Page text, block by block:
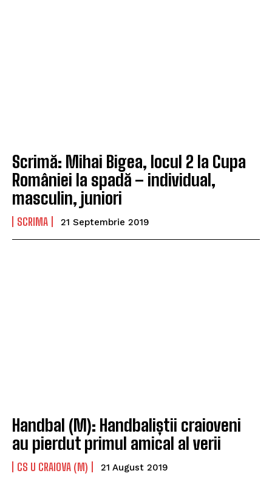
Scrimă: Mihai Bigea, locul 2 la Cupa
României la spadă – individual,
masculin, juniori
SCRIMA 21 Septembrie 2019
Handbal (M): Handbaliștii craioveni
au pierdut primul amical al verii
CS U CRAIOVA (M) 21 August 2019